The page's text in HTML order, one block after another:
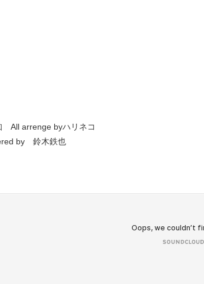
All arrenge byハリネコ
by 鈴木鉄也